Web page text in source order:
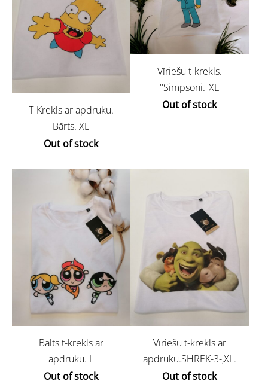
T-Krekls ar apdruku.
Bārts. XL
Out of stock
Vīriešu t-krekls.
''Simpsoni.''XL
Out of stock
Balts t-krekls ar
apdruku. L
Out of stock
Vīriešu t-krekls ar
apdruku.SHREK-3-,XL.
Out of stock